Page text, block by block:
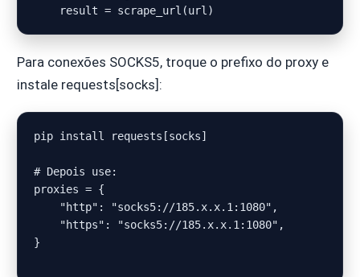
Para conexões SOCKS5, troque o prefixo do proxy e
instale requests[socks]:
pip install requests[socks]
# Depois use:
proxies = {
}